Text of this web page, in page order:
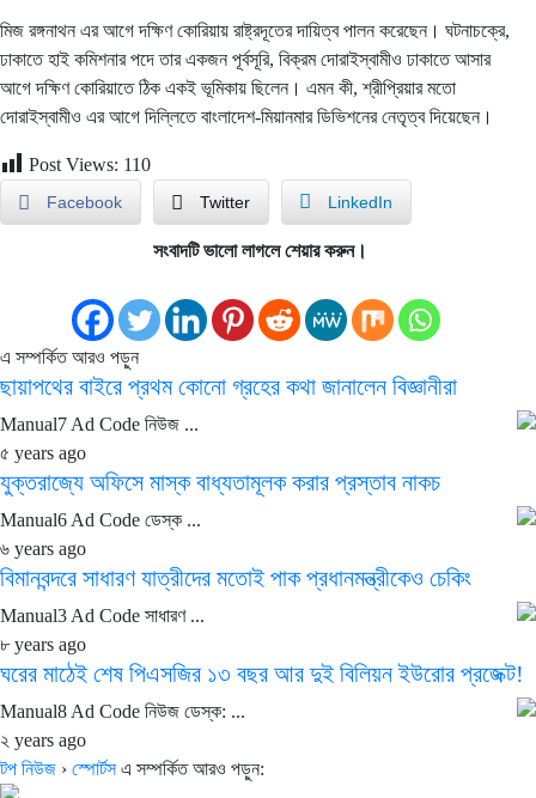
মিজ রঙ্গনাথন এর আগে দক্ষিণ কোরিয়ায় রাষ্ট্রদূতের দায়িত্ব পালন করেছেন। ঘটনাচক্রে,
ঢাকাতে হাই কমিশনার পদে তার একজন পূর্বসূরি, বিক্রম দোরাইস্বামীও ঢাকাতে আসার
আগে দক্ষিণ কোরিয়াতে ঠিক একই ভূমিকায় ছিলেন। এমন কী, শ্রীপ্রিয়ার মতো
দোরাইস্বামীও এর আগে দিল্লিতে বাংলাদেশ-মিয়ানমার ডিভিশনের নেতৃত্ব দিয়েছেন।
Post Views: 110
Facebook Twitter LinkedIn
সংবাদটি ভালো লাগলে শেয়ার করুন।
এ সম্পর্কিত আরও পড়ুন
ছায়াপথের বাইরে প্রথম কোনো গ্রহের কথা জানালেন বিজ্ঞানীরা
Manual7 Ad Code নিউজ ...
৫ years ago
যুক্তরাজ্যে অফিসে মাস্ক বাধ্যতামূলক করার প্রস্তাব নাকচ
Manual6 Ad Code ডেস্ক ...
৬ years ago
বিমানবন্দরে সাধারণ যাত্রীদের মতোই পাক প্রধানমন্ত্রীকেও চেকিং
Manual3 Ad Code সাধারণ ...
৮ years ago
ঘরের মাঠেই শেষ পিএসজির ১৩ বছর আর দুই বিলিয়ন ইউরোর প্রজেক্ট!
Manual8 Ad Code নিউজ ডেস্ক: ...
২ years ago
টপ নিউজ › স্পোর্টসএ সম্পর্কিত আরও পড়ুন: